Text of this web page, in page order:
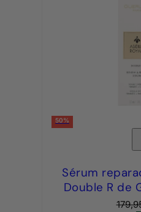
50%
Sérum
Double R de